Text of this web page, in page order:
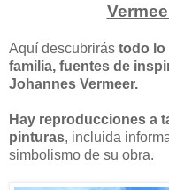
Aquí descubrirás todo lo
familia, fuentes de
Johannes Vermeer.
Hay reproducciones a
pinturas, incluida
simbolismo de su obra.